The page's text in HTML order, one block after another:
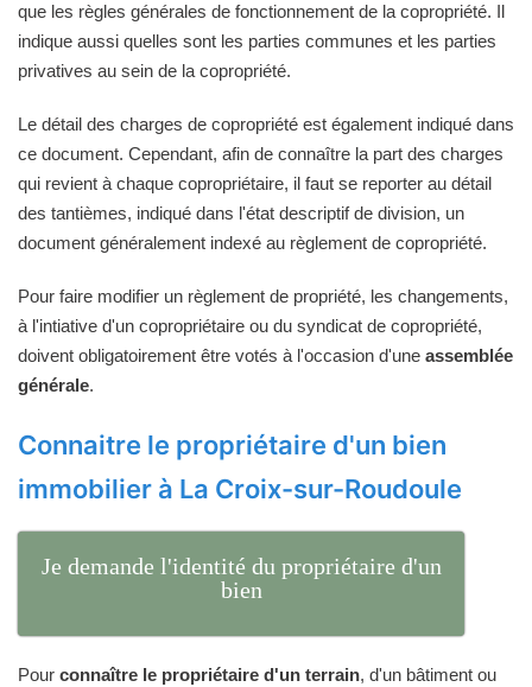
que les règles générales de fonctionnement de la copropriété. Il
indique aussi quelles sont les parties communes et les parties
privatives au sein de la copropriété.
Le détail des charges de copropriété est également indiqué dans
ce document. Cependant, afin de connaître la part des charges
qui revient à chaque copropriétaire, il faut se reporter au détail
des tantièmes, indiqué dans l'état descriptif de division, un
document généralement indexé au règlement de copropriété.
Pour faire modifier un règlement de propriété, les changements,
à l'intiative d'un copropriétaire ou du syndicat de copropriété,
doivent obligatoirement être votés à l'occasion d'une assemblée
générale.
Connaitre le propriétaire d'un bien
immobilier à La Croix-sur-Roudoule
Je demande l'identité du propriétaire d'un
bien
Pour connaître le propriétaire d'un terrain, d'un bâtiment ou